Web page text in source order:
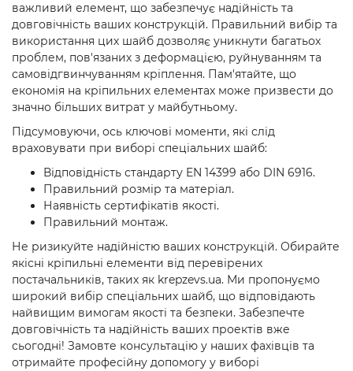
важливий елемент, що забезпечує надійність та
довговічність ваших конструкцій. Правильний вибір та
використання цих шайб дозволяє уникнути багатьох
проблем, пов'язаних з деформацією, руйнуванням та
самовідгвинчуванням кріплення. Пам'ятайте, що
економія на кріпильних елементах може призвести до
значно більших витрат у майбутньому.
Підсумовуючи, ось ключові моменти, які слід
враховувати при виборі спеціальних шайб:
Відповідність стандарту EN 14399 або DIN 6916.
Правильний розмір та матеріал.
Наявність сертифікатів якості.
Правильний монтаж.
Не ризикуйте надійністю ваших конструкцій. Обирайте
якісні кріпильні елементи від перевірених
постачальників, таких як krepzevs.ua. Ми пропонуємо
широкий вибір спеціальних шайб, що відповідають
найвищим вимогам якості та безпеки. Забезпечте
довговічність та надійність ваших проектів вже
сьогодні! Замовте консультацію у наших фахівців та
отримайте професійну допомогу у виборі